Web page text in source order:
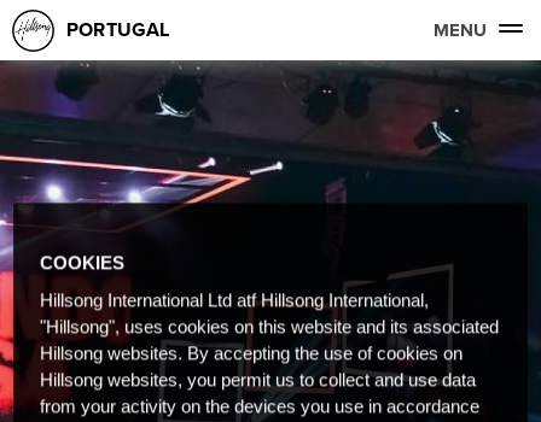
PORTUGAL MENU
COOKIES
Hillsong International Ltd atf Hillsong International,
"Hillsong", uses cookies on this website and its associated
Hillsong websites. By accepting the use of cookies on
Hillsong websites, you permit us to collect and use data
from your activity on the devices you use in accordance